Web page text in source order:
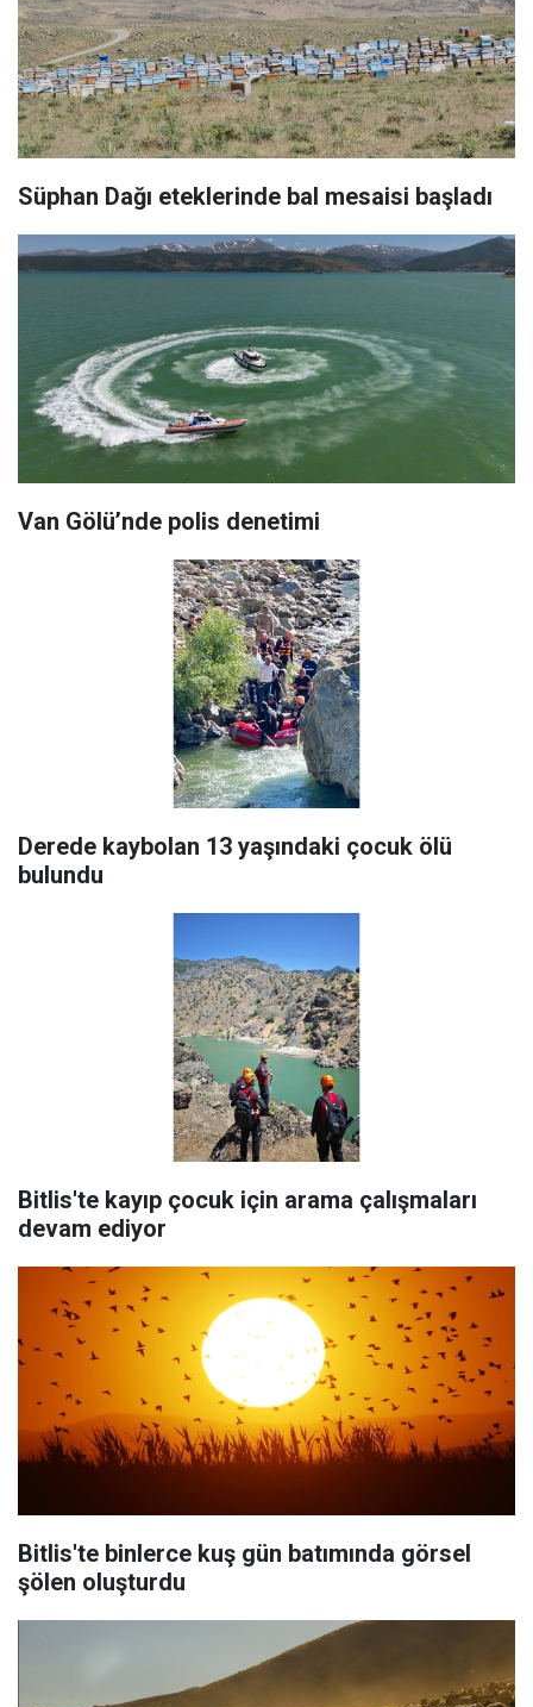
Süphan Dağı eteklerinde bal mesaisi başladı
Van Gölü’nde polis denetimi
Derede kaybolan 13 yaşındaki çocuk ölü
bulundu
Bitlis'te kayıp çocuk için arama çalışmaları
devam ediyor
Bitlis'te binlerce kuş gün batımında görsel
şölen oluşturdu